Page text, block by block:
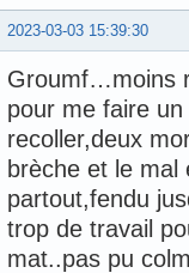
2023-03-03 15:39:30
Groumf…moins
pour me faire
recoller,deux
brèche et le mal
partout,fendu
trop de travail
mat..pas pu